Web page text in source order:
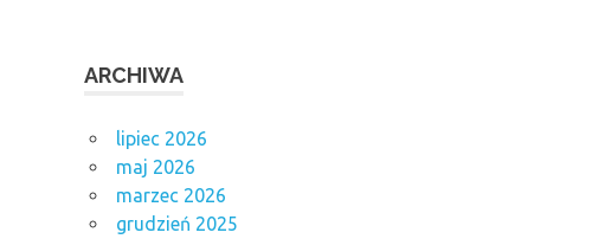
ARCHIWA
lipiec 2026
maj 2026
marzec 2026
grudzień 2025